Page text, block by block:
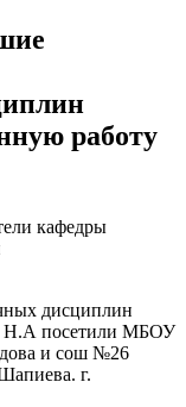
работу
кафедры
дисциплин
посетили МБОУ
и сош №26
г.